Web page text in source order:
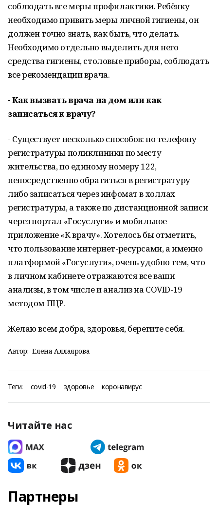
соблюдать все меры профилактики. Ребёнку
необходимо привить меры личной гигиены, он
должен точно знать, как быть, что делать.
Необходимо отдельно выделить для него
средства гигиены, столовые приборы, соблюдать
все рекомендации врача.
- Как вызвать врача на дом или как
записаться к врачу?
- Существует несколько способов: по телефону
регистратуры поликлиники по месту
жительства, по единому номеру 122,
непосредственно обратиться в регистратуру
либо записаться через инфомат в холлах
регистратуры, а также по дистанционной записи
через портал «Госуслуги» и мобильное
приложение «К врачу». Хотелось бы отметить,
что пользование интернет-ресурсами, а именно
платформой «Госуслуги», очень удобно тем, что
в личном кабинете отражаются все ваши
анализы, в том числе и анализ на COVID-19
методом ПЦР.
Желаю всем добра, здоровья, берегите себя.
Автор: Елена Аллаярова
Теги: covid-19 здоровье коронавирус
Читайте нас
Партнеры